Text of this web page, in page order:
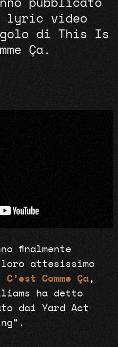
pubblicato
lyric video
di This Is
Ça.
finalmente
attesissimo
C’est Comme Ça,
ha detto
dai Yard Act